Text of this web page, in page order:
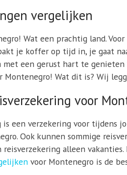
vergelijken
Wat een prachtig land.
je koffer op tijd in, je gaat
met een gerust hart te
Montenegro! Wat dit is? Wij
voor
is een verzekering voor tijdens
Ook kunnen sommige
reisverzekering alleen
voor Montenegro is de